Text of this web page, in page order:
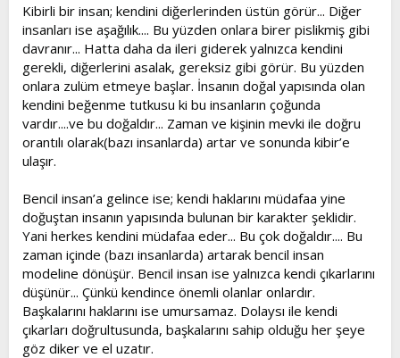
Kibirli bir insan; kendini diğerlerinden üstün görür... Diğer
insanları ise aşağılık.... Bu yüzden onlara birer pislikmiş gibi
davranır... Hatta daha da ileri giderek yalnızca kendini
gerekli, diğerlerini asalak, gereksiz gibi görür. Bu yüzden
onlara zulüm etmeye başlar. İnsanın doğal yapısında olan
kendini beğenme tutkusu ki bu insanların çoğunda
vardır....ve bu doğaldır... Zaman ve kişinin mevki ile doğru
orantılı olarak(bazı insanlarda) artar ve sonunda kibir’e
ulaşır.
Bencil insan’a gelince ise; kendi haklarını müdafaa yine
doğuştan insanın yapısında bulunan bir karakter şeklidir.
Yani herkes kendini müdafaa eder... Bu çok doğaldır.... Bu
zaman içinde (bazı insanlarda) artarak bencil insan
modeline dönüşür. Bencil insan ise yalnızca kendi çıkarlarını
düşünür... Çünkü kendince önemli olanlar onlardır.
Başkalarını haklarını ise umursamaz. Dolaysı ile kendi
çıkarları doğrultusunda, başkalarını sahip olduğu her şeye
göz diker ve el uzatır.